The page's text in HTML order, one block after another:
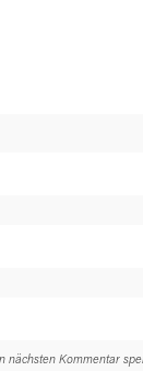
nächsten Kommentar